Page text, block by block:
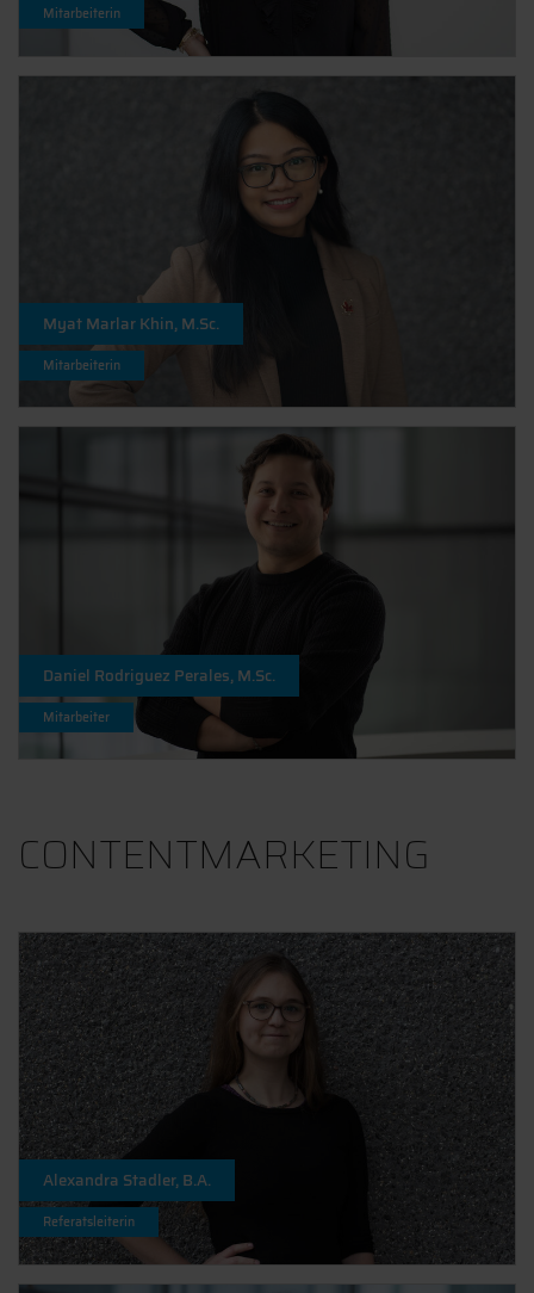
Mitarbeiterin
Myat Marlar Khin, M.Sc.
Mitarbeiterin
Daniel Rodriguez Perales, M.Sc.
Mitarbeiter
CONTENTMARKETING
Alexandra Stadler, B.A.
Referatsleiterin